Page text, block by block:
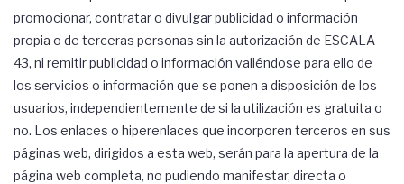
promocionar, contratar o divulgar publicidad o información
propia o de terceras personas sin la autorización de ESCALA
43, ni remitir publicidad o información valiéndose para ello de
los servicios o información que se ponen a disposición de los
usuarios, independientemente de si la utilización es gratuita o
no. Los enlaces o hiperenlaces que incorporen terceros en sus
páginas web, dirigidos a esta web, serán para la apertura de la
página web completa, no pudiendo manifestar, directa o